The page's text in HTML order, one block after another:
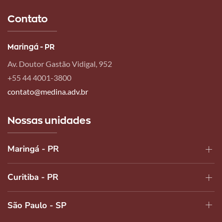
Contato
Maringá - PR
Av. Doutor Gastão Vidigal, 952
+55 44 4001-3800
contato@medina.adv.br
Nossas unidades
Maringá - PR
Curitiba - PR
São Paulo - SP